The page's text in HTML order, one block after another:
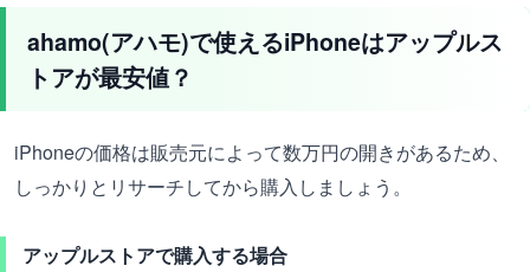
ahamo(アハモ)で使えるiPhoneはアップルス
トアが最安値？
iPhoneの価格は販売元によって数万円の開きがあるため、
しっかりとリサーチしてから購入しましょう。
アップルストアで購入する場合